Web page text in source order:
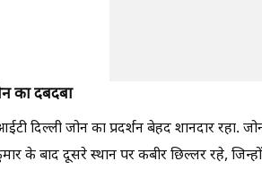
का दबदबा
दिल्ली जोन का प्रदर्शन बेहद शानदार रहा.
के बाद दूसरे स्थान पर कबीर छिल्लर रहे,